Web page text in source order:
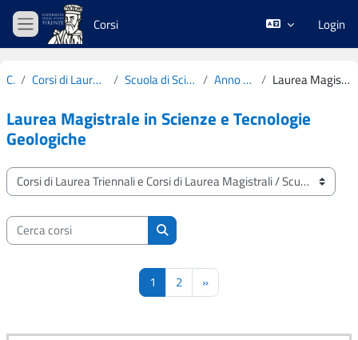
Vai al contenuto principale
Pannello laterale
Corsi Login
Corsi Corsi di Laurea Triennali e Corsi di Laurea Magistrali Scuola di Scienze Matematiche, Fisiche e Naturali Anno Accademico 2023-2024 Laurea Magistrale in Scienze e Tecnologie Geologiche
Laurea Magistrale in Scienze e Tecnologie
Geologiche
Categorie di corso
Cerca corsi
Cerca corsi
1 Pagina 1
2Pagina 2
»Pagina successiva